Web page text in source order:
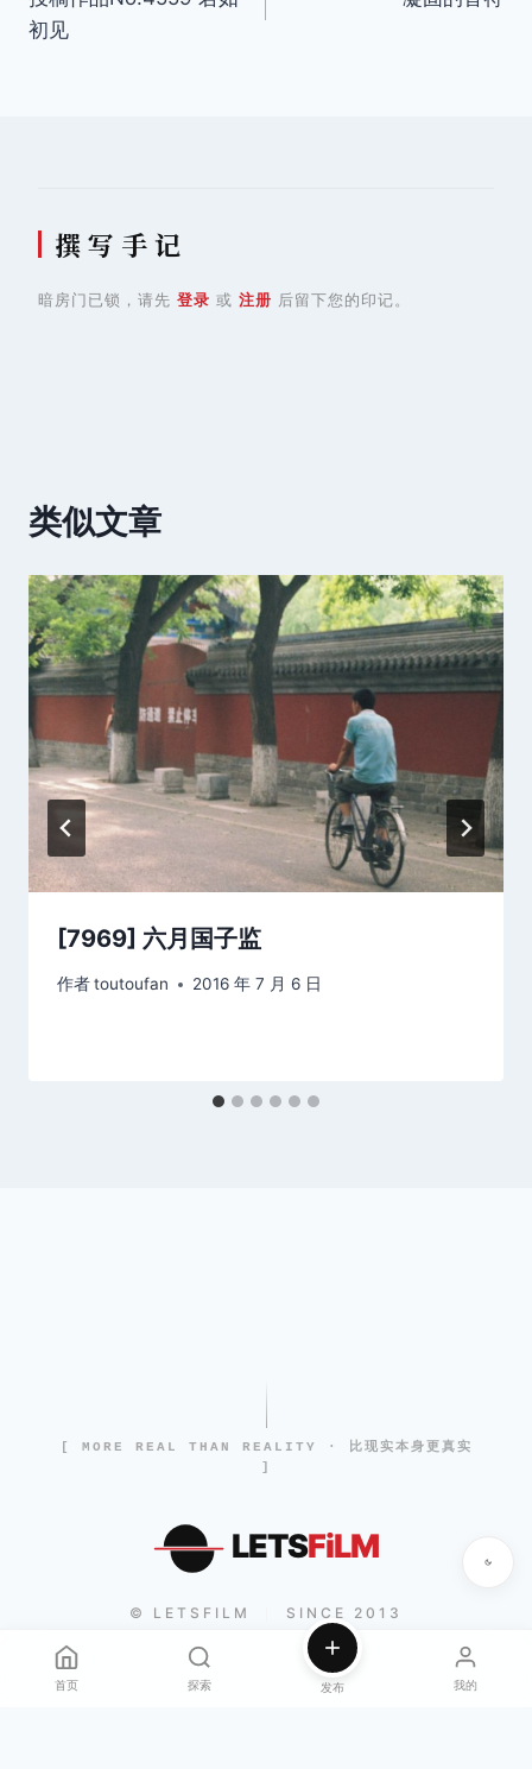
章
初见
撰 写 手 记
暗房门已锁，请先 登录 或 注册 后留下您的印记。
类似文章
[7969] 六月国子监
作者toutoufan 2016 年 7 月 6 日
[ MORE REAL THAN REALITY · 比现实本身更真实
]
LETSFiLM
© LETSFILM SINCE 2013
首页 探索 发布 我的